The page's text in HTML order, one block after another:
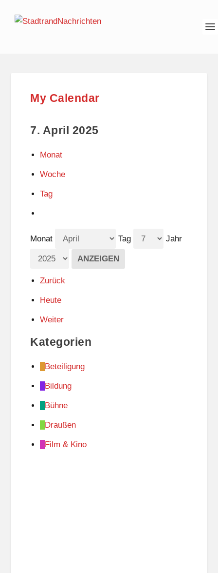
My Calendar
7. April 2025
Monat
Woche
Tag
Monat Tag Jahr
Zurück
Heute
Weiter
Kategorien
Beteiligung
Bildung
Bühne
Draußen
Film & Kino